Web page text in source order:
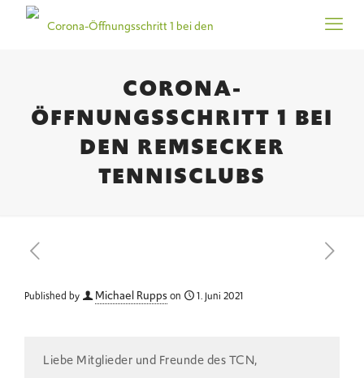
CORONA-
ÖFFNUNGSSCHRITT 1 BEI
DEN REMSECKER
TENNISCLUBS
Published by Michael Ruppson 1. Juni 2021
Liebe Mitglieder und Freunde des TCN,